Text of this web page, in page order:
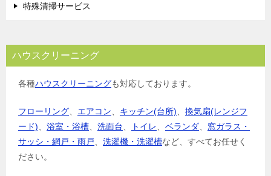
特殊清掃サービス
ハウスクリーニング
各種ハウスクリーニングも対応しております。
フローリング エアコン キッチン(台所)
換気扇(レンジフ
ード)
浴室・浴槽 洗面台 トイレ ベランダ
窓ガラス・
サッシ・網戸・雨戸
洗濯機・洗濯槽など、すべてお任せく
ださい。